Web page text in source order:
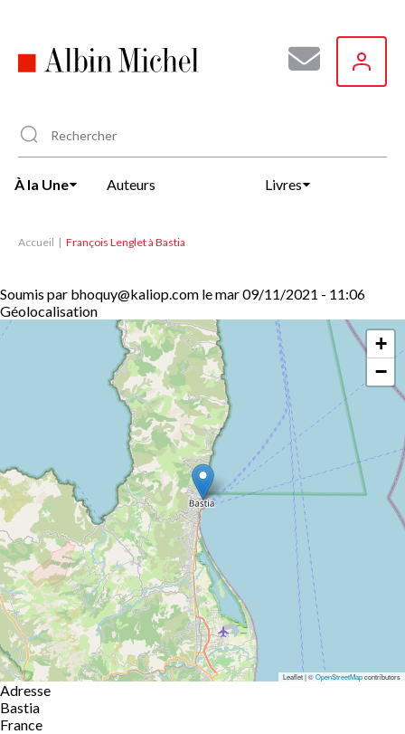
principal
À la Une Auteurs Livres
Accueil François Lenglet à Bastia
Soumis par bhoquy@kaliop.com lemar 09/11/2021 - 11:06
Géolocalisation
+
−
Leaflet | ©OpenStreetMapcontributors
Adresse
Bastia
France